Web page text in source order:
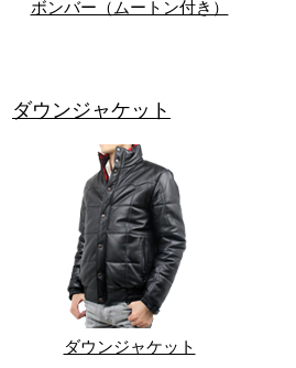
ボンバー（ムートン付き）
ダウンジャケット
ダウンジャケット